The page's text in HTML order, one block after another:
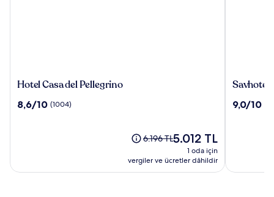
Hotel
del
Hotel Casa del Pellegrino
10
8,6/10 (1004)
Eski
6.196 TL,
Standart
6.196 TLGüncel
fiyat:
5.012 TL
5.012 TL
1 oda için
vergiler ve ücretler dâhildir
Savhotel
Padova
Savhotel
10
9,0/10